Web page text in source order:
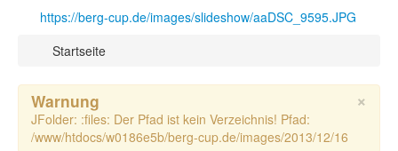
https://berg-cup.de/images/slideshow/aaDSC_9595.JPG
Startseite
×
Warnung
JFolder: :files: Der Pfad ist kein Verzeichnis! Pfad:
/www/htdocs/w0186e5b/berg-cup.de/images/2013/12/16